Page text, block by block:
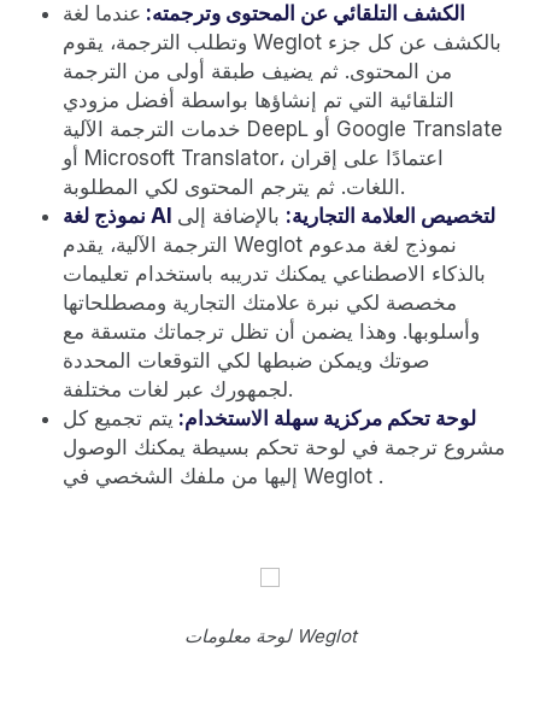
الكشف التلقائي عن المحتوى وترجمته: عندما لغة
وتطلب الترجمة، يقوم Weglot بالكشف عن كل جزء
من المحتوى. ثم يضيف طبقة أولى من الترجمة
التلقائية التي تم إنشاؤها بواسطة أفضل مزودي
خدمات الترجمة الآلية DeepL أو Google Translate
أو Microsoft Translator، اعتمادًا على إقران
اللغات. ثم يترجم المحتوى لكي المطلوبة.
نموذج لغة AI لتخصيص العلامة التجارية: بالإضافة إلى
الترجمة الآلية، يقدم Weglot نموذج لغة مدعوم
بالذكاء الاصطناعي يمكنك تدريبه باستخدام تعليمات
مخصصة لكي نبرة علامتك التجارية ومصطلحاتها
وأسلوبها. وهذا يضمن أن تظل ترجماتك متسقة مع
صوتك ويمكن ضبطها لكي التوقعات المحددة
لجمهورك عبر لغات مختلفة.
لوحة تحكم مركزية سهلة الاستخدام: يتم تجميع كل
مشروع ترجمة في لوحة تحكم بسيطة يمكنك الوصول
إليها من ملفك الشخصي في Weglot .
لوحة معلومات Weglot